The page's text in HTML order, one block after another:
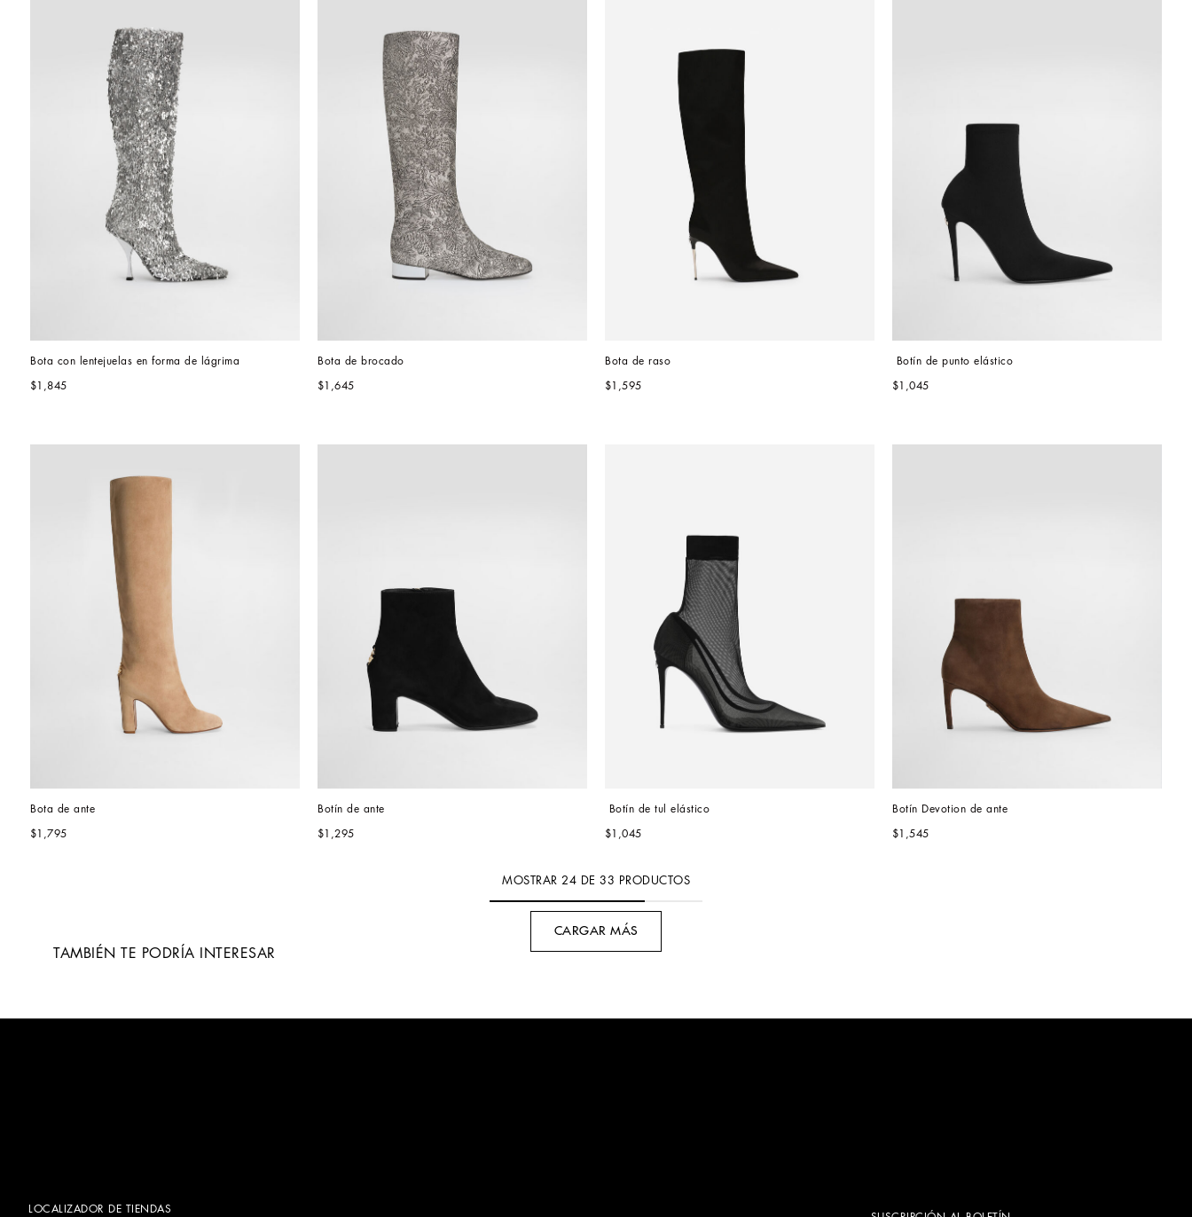
Bota con lentejuelas en forma de lágrima
$1,845 $1,645
Bota de raso
$1,595
Botín de punto elástico
$1,045
Bota de ante
$1,795
Botín de ante
$1,295
Botín de tul elástico
$1,045
Botín Devotion de ante
$1,545
MOSTRAR 24 DE 33 PRODUCTOS
CARGAR MÁS
TAMBIÉN TE PODRÍA INTERESAR
LOCALIZADOR DE TIENDAS